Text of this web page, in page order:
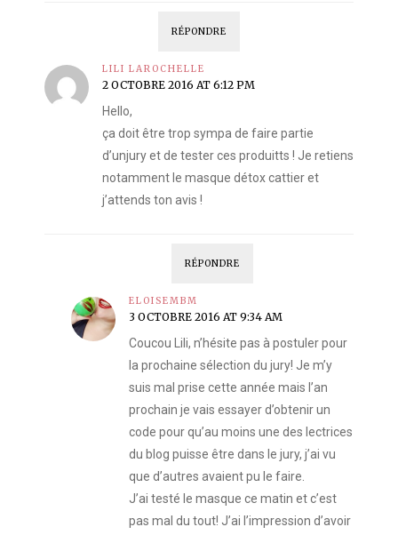
RÉPONDRE
LILI LAROCHELLE
2 OCTOBRE 2016 AT 6:12 PM
Hello,
ça doit être trop sympa de faire partie
d’unjury et de tester ces produitts ! Je retiens
notamment le masque détox cattier et
j’attends ton avis !
RÉPONDRE
ELOISEMBM
3 OCTOBRE 2016 AT 9:34 AM
Coucou Lili, n’hésite pas à postuler pour
la prochaine sélection du jury! Je m’y
suis mal prise cette année mais l’an
prochain je vais essayer d’obtenir un
code pour qu’au moins une des lectrices
du blog puisse être dans le jury, j’ai vu
que d’autres avaient pu le faire.
J’ai testé le masque ce matin et c’est
pas mal du tout! J’ai l’impression d’avoir